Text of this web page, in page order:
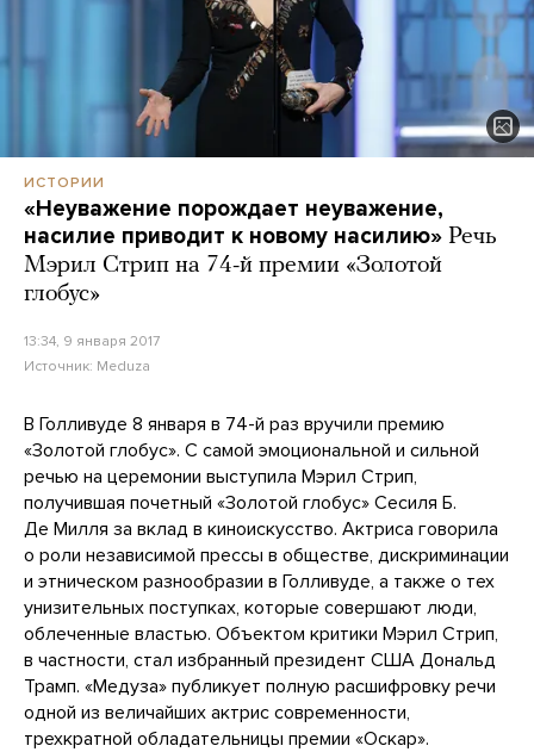
ИСТОРИИ
«Неуважение порождает неуважение,
насилие приводит к новому насилию» Речь
Мэрил Стрип на 74-й премии «Золотой
глобус»
13:34, 9 января 2017
Источник: Meduza
В Голливуде 8 января в 74-й раз вручили премию
«Золотой глобус». С самой эмоциональной и сильной
речью на церемонии выступила Мэрил Стрип,
получившая почетный «Золотой глобус» Сесиля Б.
Де Милля за вклад в киноискусство. Актриса говорила
о роли независимой прессы в обществе, дискриминации
и этническом разнообразии в Голливуде, а также о тех
унизительных поступках, которые совершают люди,
облеченные властью. Объектом критики Мэрил Стрип,
в частности, стал избранный президент США Дональд
Трамп. «Медуза» публикует полную расшифровку речи
одной из величайших актрис современности,
трехкратной обладательницы премии «Оскар».